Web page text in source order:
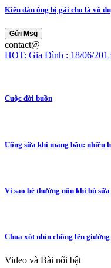
Kiểu đàn ông bị gái cho là vô
Gửi Msg
contact@
HOT: Gia Đình : 18/06/
Cuộc đời buồn
Uống sữa khi mang bầu: nhiều
Vì sao bé thường nôn khi bú
Chua xót nhìn chồng lên
Video và Bài nổi bật